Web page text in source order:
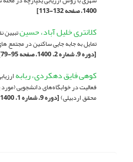
1400، صفحه 132-113]
کلانتری خلیل آباد، حسینتبیین
تمایل به جابه جایی ساکنین در
[دوره 9، شماره 2، 1400، صفحه 95-79]
کوهی فایق دهکردی، ربابه
فعالیت در خوابگاه‌های دانشجویی
محقق اردبیلی)[دوره 9، شماره 1، 1400، صفحه 130-115]